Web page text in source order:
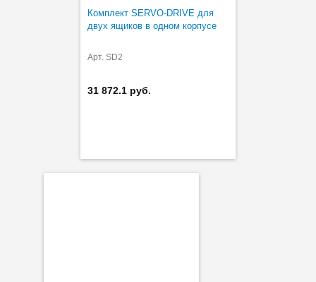
Комплект SERVO-DRIVE для
двух ящиков в одном корпусе
Арт. SD2
31 872.1 руб.